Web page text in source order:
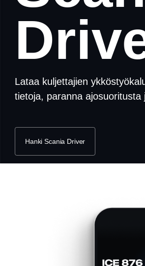
Lataa kuljettajien
tietoja, paranna ajosuoritusta
Hanki Scania Driver